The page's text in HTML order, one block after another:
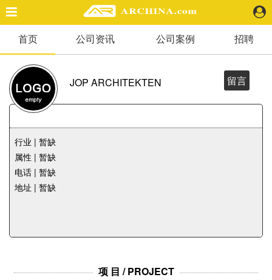
精选案例
建 筑
景 观
室 内
视 频
头条资讯
业 界
机 构
企业招聘
首页 公司资讯 公司案例 招聘
JOP ARCHITEKTEN 留言
行业 | 暂缺
属性 | 暂缺
电话 | 暂缺
地址 | 暂缺
项 目 / PROJECT